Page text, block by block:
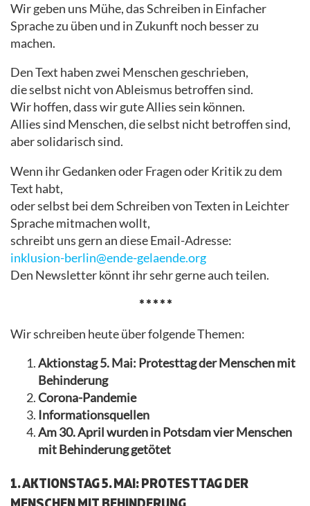
Wir geben uns Mühe, das Schreiben in Einfacher
Sprache zu üben und in Zukunft noch besser zu
machen.
Den Text haben zwei Menschen geschrieben,
die selbst nicht von Ableismus betroffen sind.
Wir hoffen, dass wir gute Allies sein können.
Allies sind Menschen, die selbst nicht betroffen sind,
aber solidarisch sind.
Wenn ihr Gedanken oder Fragen oder Kritik zu dem
Text habt,
oder selbst bei dem Schreiben von Texten in Leichter
Sprache mitmachen wollt,
schreibt uns gern an diese Email-Adresse:
inklusion-berlin@ende-gelaende.org
Den Newsletter könnt ihr sehr gerne auch teilen.
* * * * *
Wir schreiben heute über folgende Themen:
Aktionstag 5. Mai: Protesttag der Menschen mit
Behinderung
Corona-Pandemie
Informationsquellen
Am 30. April wurden in Potsdam vier Menschen
mit Behinderung getötet
1. AKTIONSTAG 5. MAI: PROTESTTAG DER